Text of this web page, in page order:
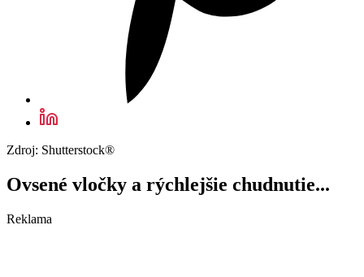
Zdroj: Shutterstock®
Ovsené vločky a rýchlejšie chudnutie...
Reklama